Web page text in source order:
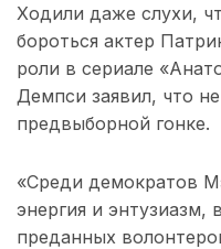
Ходили даже слухи,
бороться актер
роли в сериале
Демпси заявил, что
предвыборной гонке.
«Среди демократов
энергия и энтузиазм,
преданных